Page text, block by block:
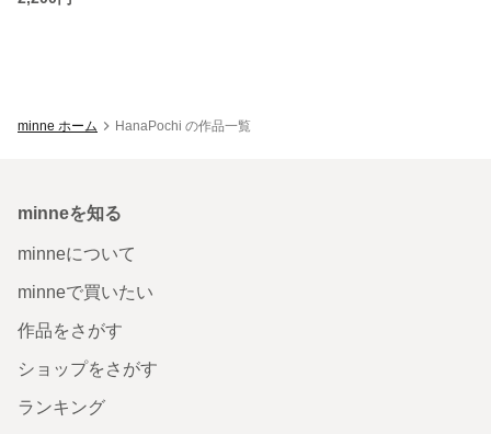
minne ホーム HanaPochi の作品一覧
minneを知る
minneについて
minneで買いたい
作品をさがす
ショップをさがす
ランキング